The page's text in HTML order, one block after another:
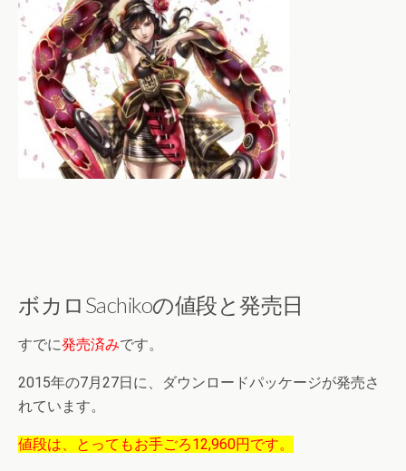
ボカロSachikoの値段と発売日
すでに発売済みです。
2015年の7月27日に、ダウンロードパッケージが発売さ
れています。
値段は、とってもお手ごろ12,960円です。